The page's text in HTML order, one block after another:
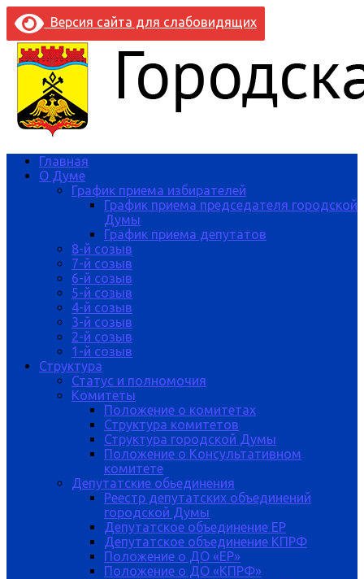
Версия сайта для слабовидящих
Главная
О Думе
График приема избирателей
График приема председателя городской
Думы
График приема депутатов
8-й созыв
7-й созыв
6-й созыв
5-й созыв
4-й созыв
3-й созыв
2-й созыв
1-й созыв
Структура
Статус и полномочия
Комитеты
Положение о комитетах
Структура комитетов
Структура городской Думы
Положение о Консультативном
комитете
Депутатские обьединения
Реестр депутатских объединений
городской Думы
Депутатское объединение ЕР
Депутатское объединение КПРФ
Положение о ДО «ЕР»
Положение о ДО «КПРФ»